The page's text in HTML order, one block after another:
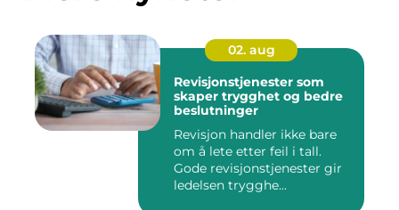
02. aug
Revisjonstjenester som
skaper trygghet og bedre
beslutninger
Revisjon handler ikke bare
om å lete etter feil i tall.
Gode revisjonstjenester gir
ledelsen trygghe...